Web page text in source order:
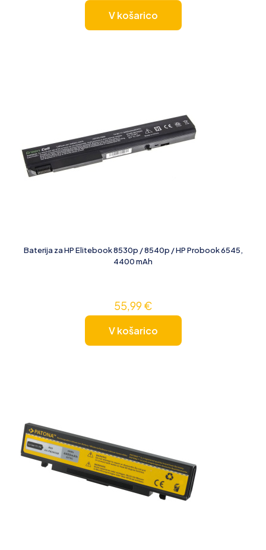
V košarico
Baterija za HP Elitebook 8530p / 8540p / HP Probook 6545,
4400 mAh
55,99€
V košarico